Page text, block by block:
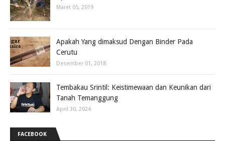
Maret 05, 2019
Apakah Yang dimaksud Dengan Binder Pada
Cerutu
Desember 01, 2018
Tembakau Srintil: Keistimewaan dan Keunikan dari
Tanah Temanggung
April 30, 2024
FACEBOOK